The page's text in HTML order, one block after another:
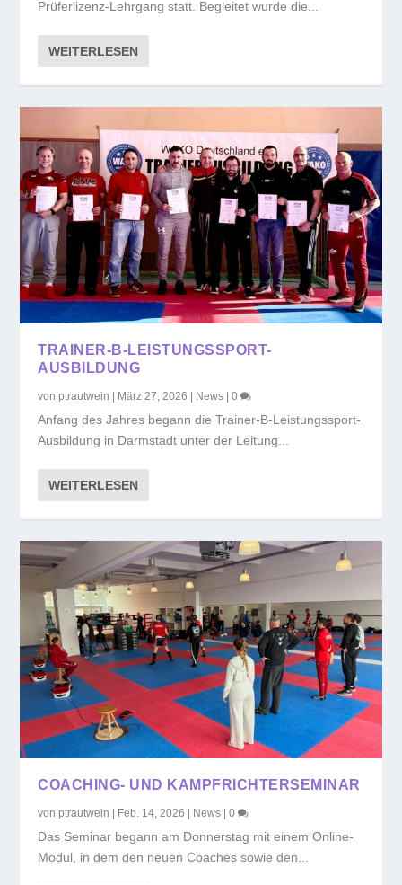
Prüferlizenz-Lehrgang statt. Begleitet wurde die...
WEITERLESEN
TRAINER-B-LEISTUNGSSPORT-
AUSBILDUNG
vonptrautwein März 27, 2026 News |0
Anfang des Jahres begann die Trainer-B-Leistungssport-
Ausbildung in Darmstadt unter der Leitung...
WEITERLESEN
COACHING- UND KAMPFRICHTERSEMINAR
vonptrautwein Feb. 14, 2026 News |0
Das Seminar begann am Donnerstag mit einem Online-
Modul, in dem den neuen Coaches sowie den...